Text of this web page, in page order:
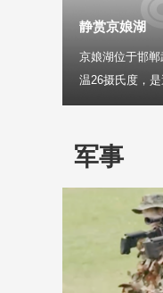
静赏京娘湖
京娘湖位于邯
温26摄氏度，是
军事